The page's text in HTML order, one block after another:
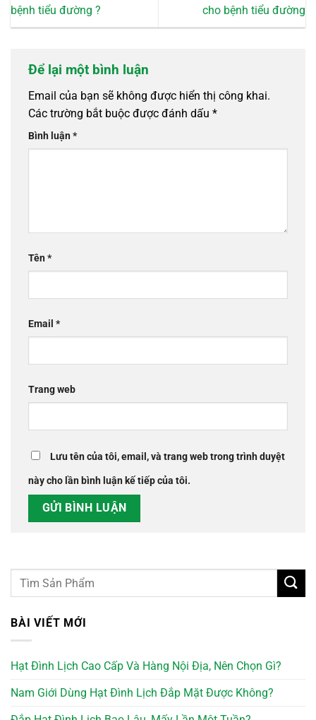
bệnh tiểu đường ?
cho bệnh tiểu đường
Để lại một bình luận
Email của bạn sẽ không được hiển thị công khai.
Các trường bắt buộc được đánh dấu *
Bình luận*
Tên*
Email *
Trang web
Lưu tên của tôi, email, và trang web trong trình duyệt
này cho lần bình luận kế tiếp của tôi.
BÀI VIẾT MỚI
Hạt Đình Lịch Cao Cấp Và Hàng Nội Địa, Nên Chọn Gì?
Nam Giới Dùng Hạt Đình Lịch Đắp Mặt Được Không?